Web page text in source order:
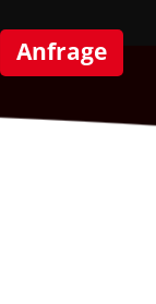
Anfrage